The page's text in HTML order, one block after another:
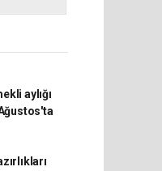
aylığı